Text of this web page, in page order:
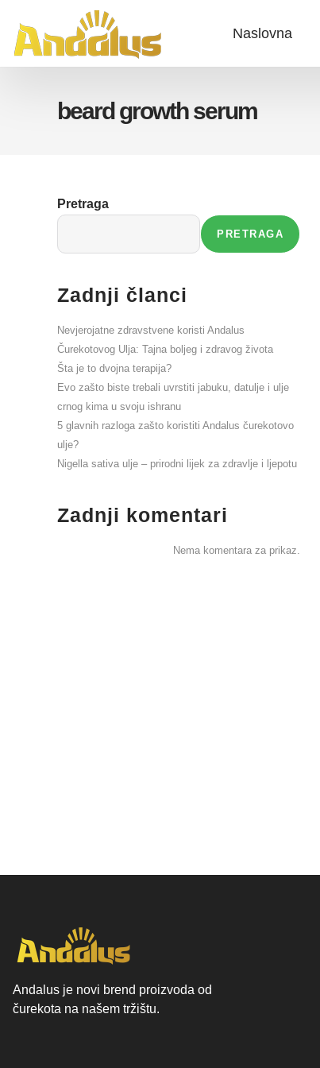
Naslovna
beard growth serum
Pretraga
PRETRAGA
Zadnji članci
Nevjerojatne zdravstvene koristi Andalus
Čurekotovog Ulja: Tajna boljeg i zdravog života
Šta je to dvojna terapija?
Evo zašto biste trebali uvrstiti jabuku, datulje i ulje
crnog kima u svoju ishranu
5 glavnih razloga zašto koristiti Andalus čurekotovo
ulje?
Nigella sativa ulje – prirodni lijek za zdravlje i ljepotu
Zadnji komentari
Nema komentara za prikaz.
Andalus je novi brend proizvoda od
čurekota na našem tržištu.